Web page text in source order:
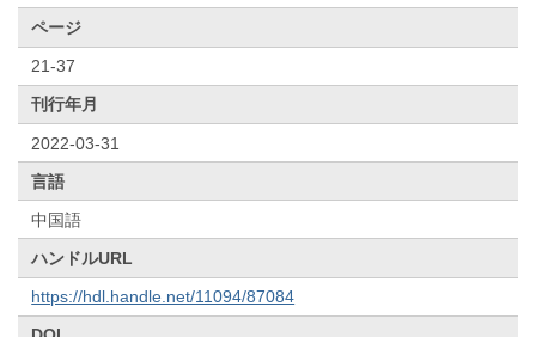
ページ
21-37
刊行年月
2022-03-31
言語
中国語
ハンドルURL
https://hdl.handle.net/11094/87084